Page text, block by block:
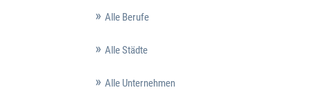
Alle Berufe
Alle Städte
Alle Unternehmen